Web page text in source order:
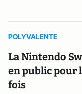
POLYVALENTE
La Nintendo
en public pour
fois